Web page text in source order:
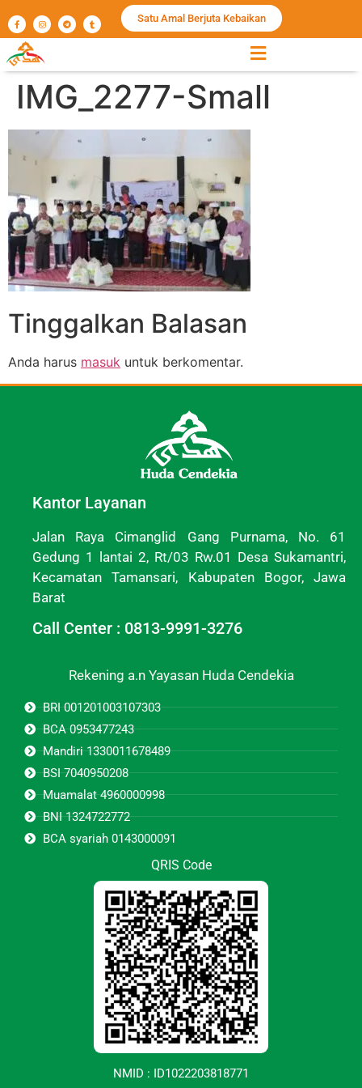
Satu Amal Berjuta Kebaikan
IMG_2277-Small
Tinggalkan Balasan
Anda harus masuk untuk berkomentar.
Kantor Layanan
Jalan Raya Cimanglid Gang Purnama, No. 61
Gedung 1 lantai 2, Rt/03 Rw.01 Desa Sukamantri,
Kecamatan Tamansari, Kabupaten Bogor, Jawa
Barat
Call Center : 0813-9991-3276
Rekening a.n Yayasan Huda Cendekia
BRI 001201003107303
BCA 0953477243
Mandiri 1330011678489
BSI 7040950208
Muamalat 4960000998
BNI 1324722772
BCA syariah 0143000091
QRIS Code
NMID : ID1022203818771